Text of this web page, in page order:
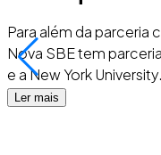
Para além da parceria
Nova SBE tem
e a New York University.
Ler mais